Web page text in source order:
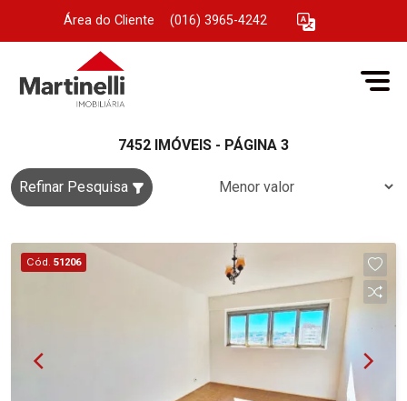
Área do Cliente (016) 3965-4242
7452 IMÓVEIS - PÁGINA 3
Refinar Pesquisa
Cód. 51206